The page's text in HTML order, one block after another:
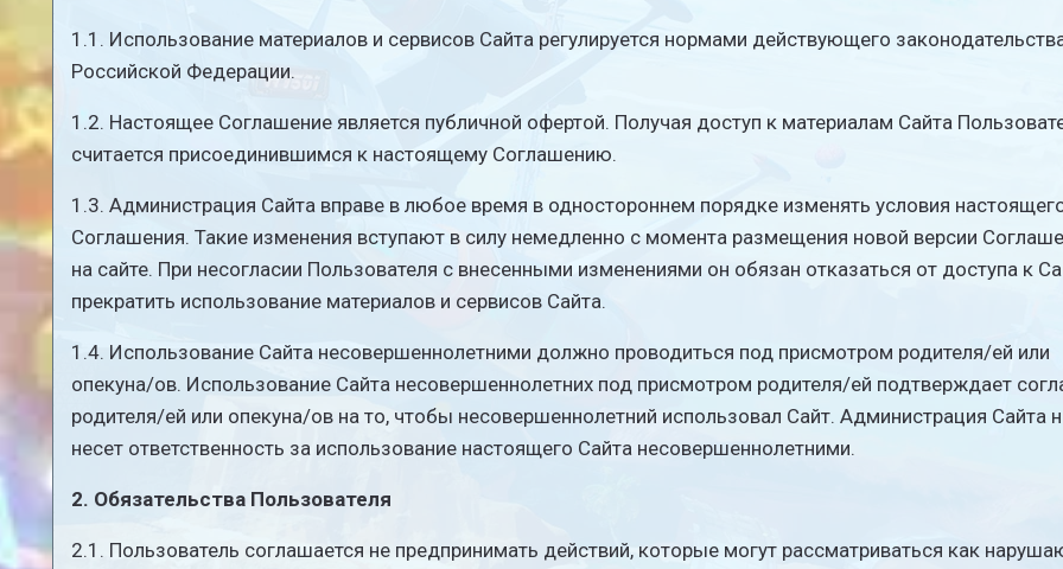
1.1. Использование материалов и сервисов Сайта регулируется нормами действующего
Российской Федерации.
1.2. Настоящее Соглашение является публичной офертой. Получая доступ к материалам Сайта
считается присоединившимся к настоящему Соглашению.
1.3. Администрация Сайта вправе в любое время в одностороннем порядке изменять условия
Соглашения. Такие изменения вступают в силу немедленно с момента размещения новой версии
на сайте. При несогласии Пользователя с внесенными изменениями он обязан отказаться от доступа к
прекратить использование материалов и сервисов Сайта.
1.4. Использование Сайта несовершеннолетними должно проводиться под присмотром родителя/ей или
опекуна/ов. Использование Сайта несовершеннолетних под присмотром родителя/ей подтверждает
родителя/ей или опекуна/ов на то, чтобы несовершеннолетний использовал Сайт. Администрация Сайта
несет ответственность за использование настоящего Сайта несовершеннолетними.
2. Обязательства Пользователя
2.1. Пользователь соглашается не предпринимать действий, которые могут рассматриваться как